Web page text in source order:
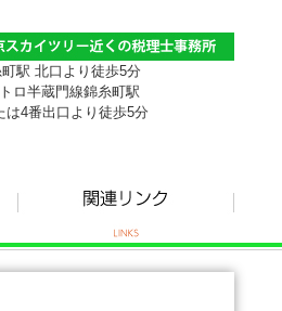
駅 北口より徒歩5分
ロ半蔵門線錦糸町駅
は4番出口より徒歩5分